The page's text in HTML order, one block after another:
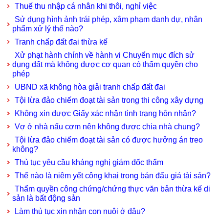
Thuế thu nhập cá nhân khi thôi, nghỉ việc
Sử dụng hình ảnh trái phép, xâm phạm danh dự, nhân
phẩm xử lý thế nào?
Tranh chấp đất đai thừa kế
Xử phạt hành chính về hành vi Chuyển mục đích sử
dụng đất mà không được cơ quan có thẩm quyền cho
phép
UBND xã không hòa giải tranh chấp đất đai
Tội lừa đảo chiếm đoạt tài sản trong thi công xây dựng
Không xin được Giấy xác nhận tình trạng hôn nhân?
Vợ ở nhà nấu cơm nên không được chia nhà chung?
Tội lừa đảo chiếm đoạt tài sản có được hưởng án treo
không?
Thủ tục yêu cầu kháng nghị giám đốc thẩm
Thế nào là niêm yết công khai trong bán đấu giá tài sản?
Thẩm quyền công chứng/chứng thực văn bản thừa kế di
sản là bất động sản
Làm thủ tục xin nhận con nuôi ở đâu?